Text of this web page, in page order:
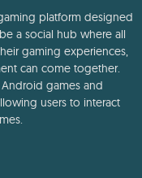
platform designed
a social hub where all
gaming experiences,
can come together.
games and
users to interact